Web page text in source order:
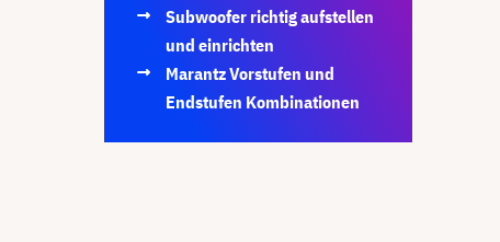
Subwoofer richtig aufstellen
und einrichten
Marantz Vorstufen und
Endstufen Kombinationen